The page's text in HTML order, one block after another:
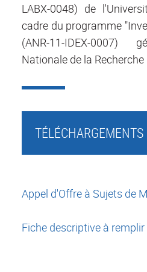
LABX-0048) de
cadre du programme
(ANR-11-IDEX-
Nationale de la Recherche
TÉLÉCHARGEMENTS
Appel d'Offre à Sujets de
Fiche descriptive à remplir